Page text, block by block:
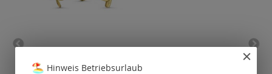
poliert 2-fbg. 4,5x6,5mm
Hinweis Betriebsurlaub